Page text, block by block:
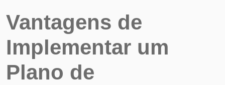
Vantagens de
Implementar um
Plano de